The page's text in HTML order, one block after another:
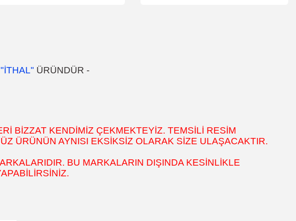
"İTHAL" ÜRÜNDÜR -
BİZZAT KENDİMİZ ÇEKMEKTEYİZ. TEMSİLİ RESİM
ÜRÜNÜN AYNISI EKSİKSİZ OLARAK SİZE ULAŞACAKTIR.
BU MARKALARIN DIŞINDA KESİNLİKLE